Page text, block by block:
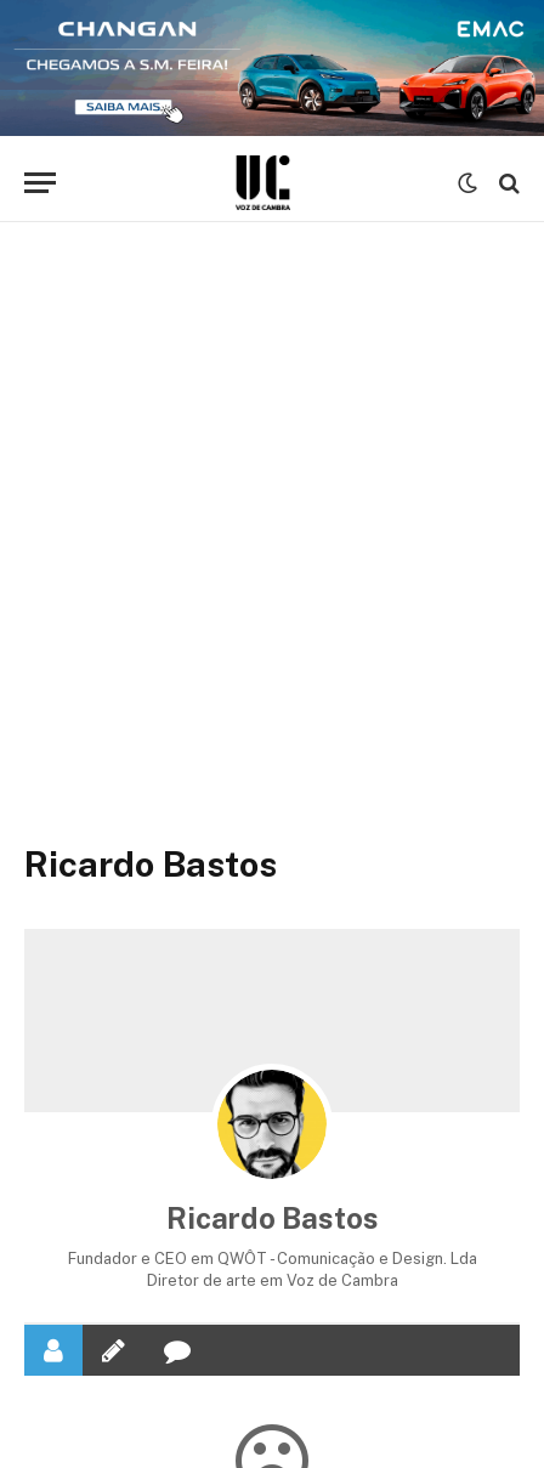
Ricardo Bastos
Ricardo Bastos
Fundador e CEO em QWÔT - Comunicação e Design. Lda
Diretor de arte em Voz de Cambra